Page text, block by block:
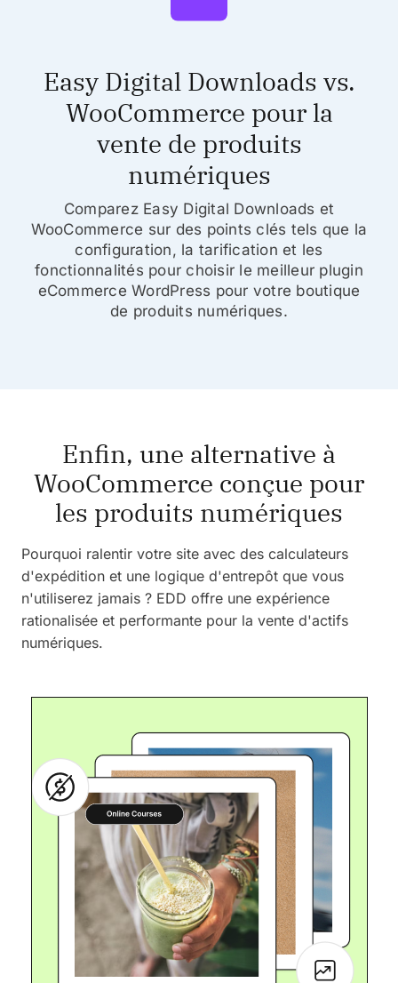
Easy Digital Downloads vs.
WooCommerce pour la
vente de produits
numériques
Comparez Easy Digital Downloads et
WooCommerce sur des points clés tels que la
configuration, la tarification et les
fonctionnalités pour choisir le meilleur plugin
eCommerce WordPress pour votre boutique
de produits numériques.
Enfin, une alternative à
WooCommerce conçue pour
les produits numériques
Pourquoi ralentir votre site avec des calculateurs
d'expédition et une logique d'entrepôt que vous
n'utiliserez jamais ? EDD offre une expérience
rationalisée et performante pour la vente d'actifs
numériques.